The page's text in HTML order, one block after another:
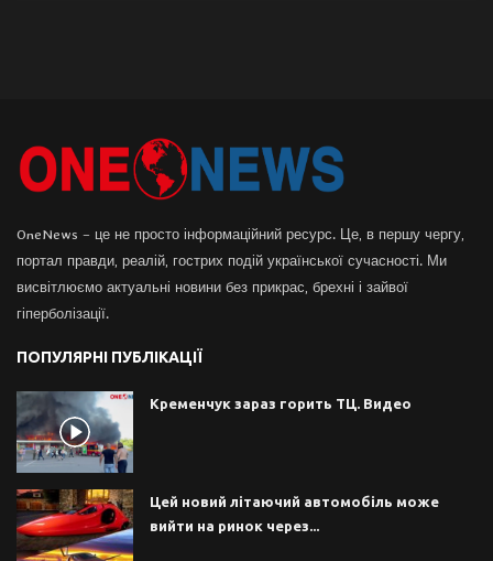
OneNews – це не просто інформаційний ресурс. Це, в першу чергу,
портал правди, реалій, гострих подій української сучасності. Ми
висвітлюємо актуальні новини без прикрас, брехні і зайвої
гіперболізації.
ПОПУЛЯРНІ ПУБЛІКАЦІЇ
Кременчук зараз горить ТЦ. Видео
Цей новий літаючий автомобіль може
вийти на ринок через...